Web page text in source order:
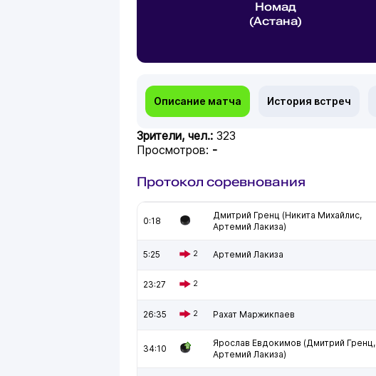
Номад
(Астана)
Описание матча История встреч
Зрители, чел.: 323
Просмотров: -
Протокол соревнования
0:18
Дмитрий Гренц (Никита Михайлис,
Артемий Лакиза)
5:25 2 Артемий Лакиза
23:27 2
26:35 2 Рахат Маржикпаев
34:10
Ярослав Евдокимов (Дмитрий Гренц,
Артемий Лакиза)